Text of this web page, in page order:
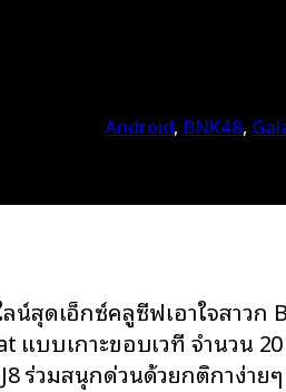
Android, BNK48,
น์สุดเอ็กซ์คลูซีฟเอาใจสาวก
แบบเกาะขอบเวที จำนวน
ร่วมสนุกด่วนด้วยกติกาง่าย